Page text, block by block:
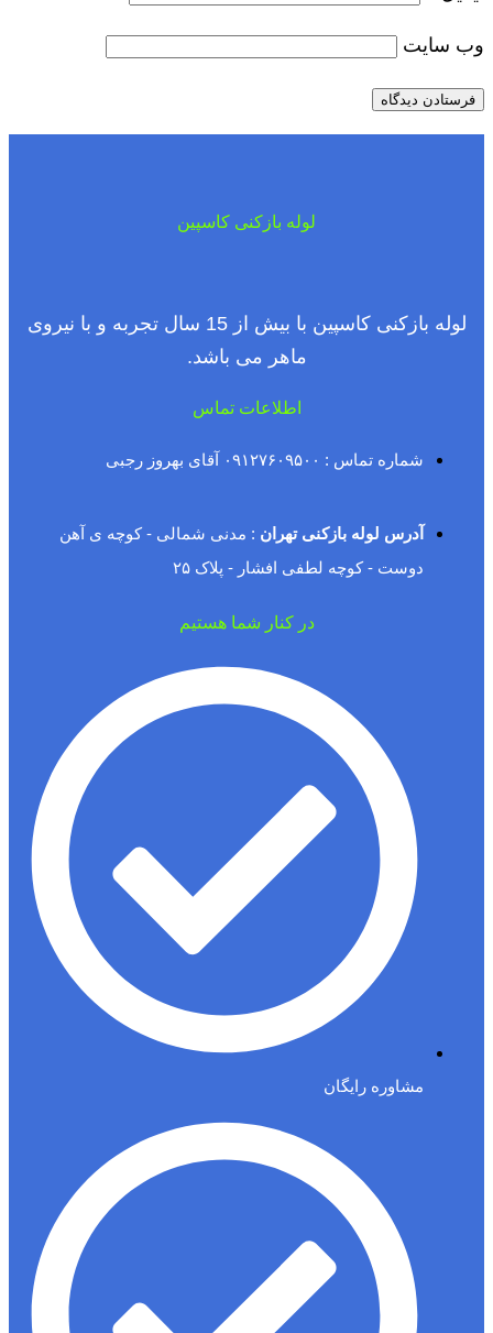
وب‌ سایت
لوله بازکنی کاسپین
لوله بازکنی کاسپین با بیش از 15 سال تجربه و با نیروی
ماهر می باشد.
اطلاعات تماس
شماره تماس : ۰۹۱۲۷۶۰۹۵۰۰ آقای بهروز رجبی
آدرس لوله بازکنی تهران : مدنی شمالی - کوچه ی آهن
دوست - کوچه لطفی افشار - پلاک ۲۵
در کنار شما هستیم
مشاوره رایگان